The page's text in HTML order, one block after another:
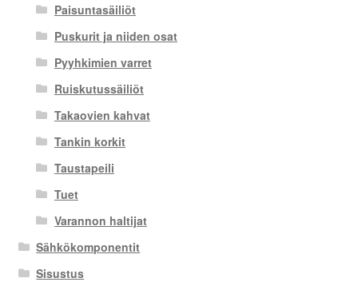
Paisuntasäiliöt
Puskurit ja niiden osat
Pyyhkimien varret
Ruiskutussäiliöt
Takaovien kahvat
Tankin korkit
Taustapeili
Tuet
Varannon haltijat
Sähkökomponentit
Sisustus